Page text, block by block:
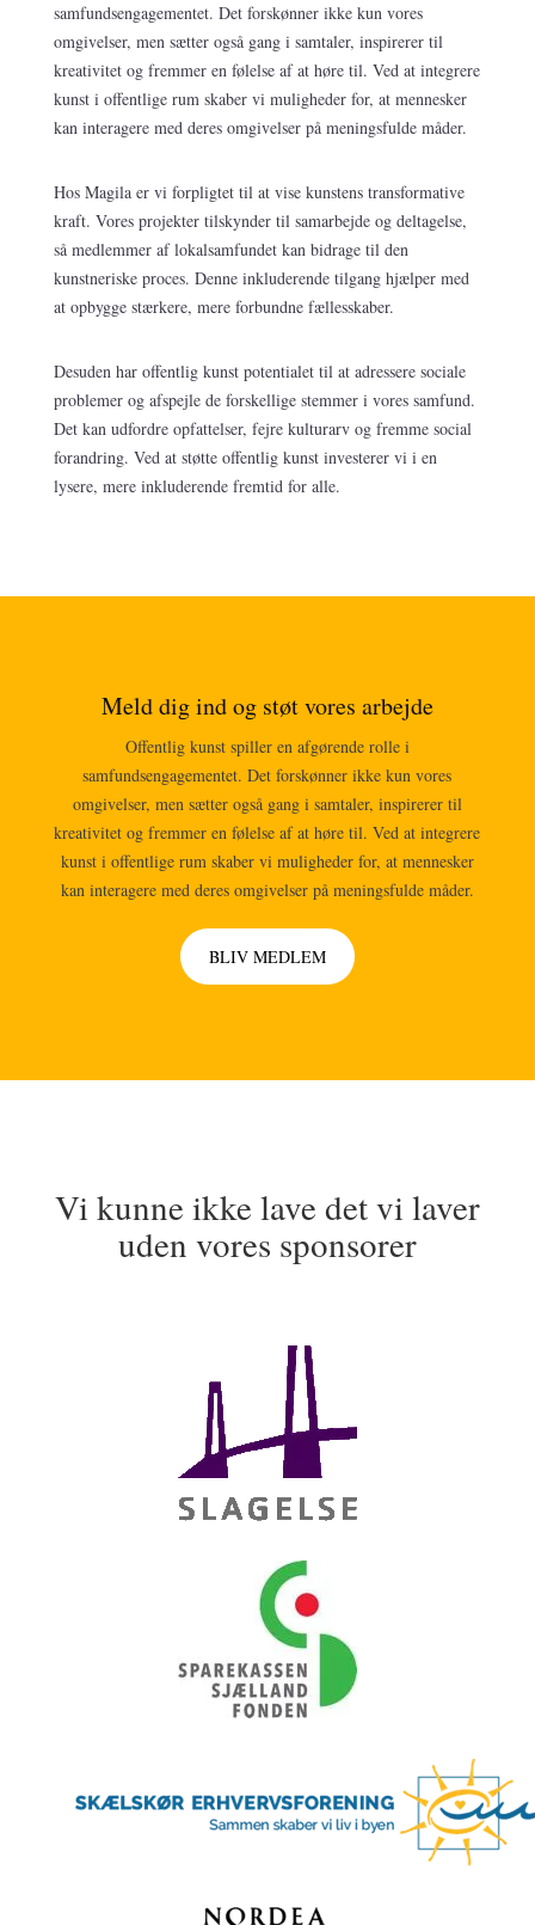
samfundsengagementet. Det forskønner ikke kun vores
omgivelser, men sætter også gang i samtaler, inspirerer til
kreativitet og fremmer en følelse af at høre til. Ved at integrere
kunst i offentlige rum skaber vi muligheder for, at mennesker
kan interagere med deres omgivelser på meningsfulde måder.
Hos Magila er vi forpligtet til at vise kunstens transformative
kraft. Vores projekter tilskynder til samarbejde og deltagelse,
så medlemmer af lokalsamfundet kan bidrage til den
kunstneriske proces. Denne inkluderende tilgang hjælper med
at opbygge stærkere, mere forbundne fællesskaber.
Desuden har offentlig kunst potentialet til at adressere sociale
problemer og afspejle de forskellige stemmer i vores samfund.
Det kan udfordre opfattelser, fejre kulturarv og fremme social
forandring. Ved at støtte offentlig kunst investerer vi i en
lysere, mere inkluderende fremtid for alle.
Meld dig ind og støt vores arbejde
Offentlig kunst spiller en afgørende rolle i
samfundsengagementet. Det forskønner ikke kun vores
omgivelser, men sætter også gang i samtaler, inspirerer til
kreativitet og fremmer en følelse af at høre til. Ved at integrere
kunst i offentlige rum skaber vi muligheder for, at mennesker
kan interagere med deres omgivelser på meningsfulde måder.
BLIV MEDLEM
Vi kunne ikke lave det vi laver
uden vores sponsorer